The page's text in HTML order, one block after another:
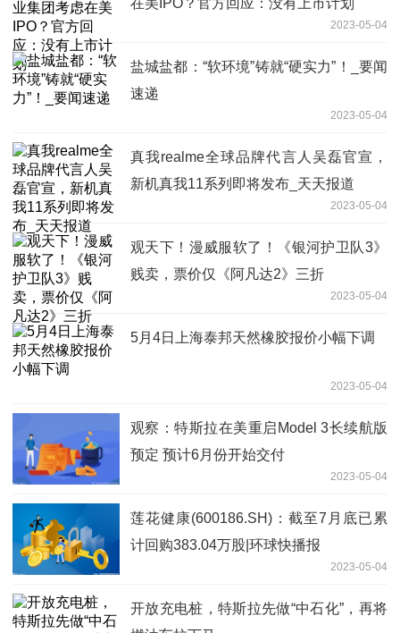
2023-05-04
盐城盐都：“软环境”铸就“硬实力”！_要闻
速递
2023-05-04
真我realme全球品牌代言人吴磊官宣，
新机真我11系列即将发布_天天报道
2023-05-04
观天下！漫威服软了！《银河护卫队3》
贱卖，票价仅《阿凡达2》三折
2023-05-04
5月4日上海泰邦天然橡胶报价小幅下调
2023-05-04
观察：特斯拉在美重启Model 3长续航版
预定 预计6月份开始交付
2023-05-04
莲花健康(600186.SH)：截至7月底已累
计回购383.04万股|环球快播报
2023-05-04
开放充电桩，特斯拉先做“中石化”，再将